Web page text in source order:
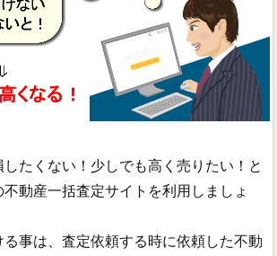
たくない！少しでも高く売りたい！と
動産一括査定サイトを利用しましょ
事は、査定依頼する時に依頼した不動